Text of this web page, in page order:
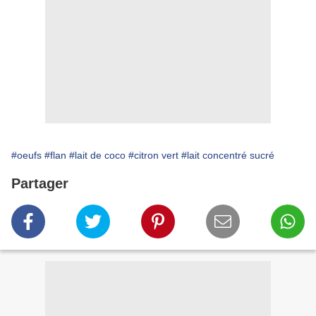
#oeufs #flan #lait de coco #citron vert #lait concentré sucré
Partager